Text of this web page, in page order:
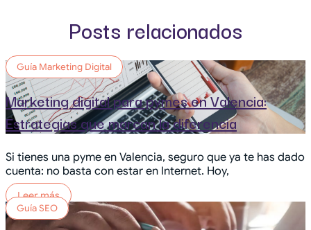
Posts relacionados
Guía Marketing Digital
Marketing digital para pymes en Valencia:
Estrategias que marcan la diferencia
Si tienes una pyme en Valencia, seguro que ya te has dado
cuenta: no basta con estar en Internet. Hoy,
Leer más
Guía SEO